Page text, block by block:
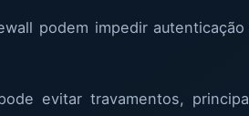
podem impedir autenticação
evitar travamentos,